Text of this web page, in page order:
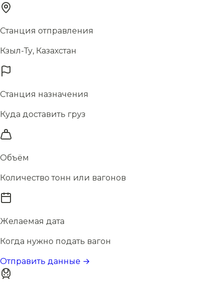
Станция отправления
Кзыл-Ту, Казахстан
Станция назначения
Куда доставить груз
Объём
Количество тонн или вагонов
Желаемая дата
Когда нужно подать вагон
Отправить данные →